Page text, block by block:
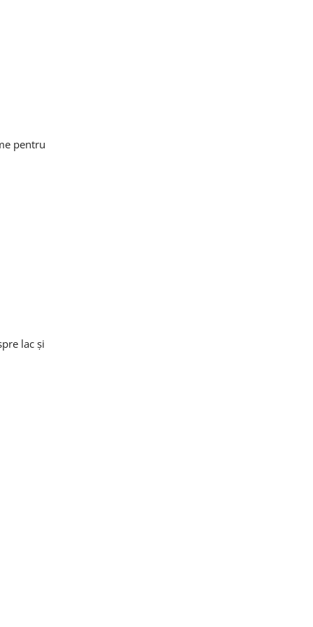
pentru
lac și